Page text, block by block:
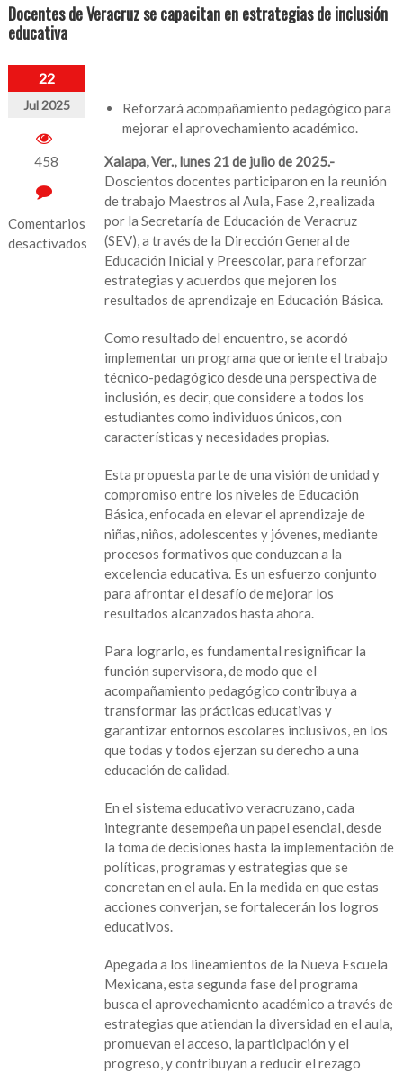
Docentes de Veracruz se capacitan en estrategias de inclusión
educativa
22
Jul 2025
458
Comentarios
desactivados
Reforzará acompañamiento pedagógico para
mejorar el aprovechamiento académico.
Xalapa, Ver., lunes 21 de julio de 2025.-
Doscientos docentes participaron en la reunión
de trabajo Maestros al Aula, Fase 2, realizada
por la Secretaría de Educación de Veracruz
(SEV), a través de la Dirección General de
Educación Inicial y Preescolar, para reforzar
estrategias y acuerdos que mejoren los
resultados de aprendizaje en Educación Básica.
Como resultado del encuentro, se acordó
implementar un programa que oriente el trabajo
técnico-pedagógico desde una perspectiva de
inclusión, es decir, que considere a todos los
estudiantes como individuos únicos, con
características y necesidades propias.
Esta propuesta parte de una visión de unidad y
compromiso entre los niveles de Educación
Básica, enfocada en elevar el aprendizaje de
niñas, niños, adolescentes y jóvenes, mediante
procesos formativos que conduzcan a la
excelencia educativa. Es un esfuerzo conjunto
para afrontar el desafío de mejorar los
resultados alcanzados hasta ahora.
Para lograrlo, es fundamental resignificar la
función supervisora, de modo que el
acompañamiento pedagógico contribuya a
transformar las prácticas educativas y
garantizar entornos escolares inclusivos, en los
que todas y todos ejerzan su derecho a una
educación de calidad.
En el sistema educativo veracruzano, cada
integrante desempeña un papel esencial, desde
la toma de decisiones hasta la implementación de
políticas, programas y estrategias que se
concretan en el aula. En la medida en que estas
acciones converjan, se fortalecerán los logros
educativos.
Apegada a los lineamientos de la Nueva Escuela
Mexicana, esta segunda fase del programa
busca el aprovechamiento académico a través de
estrategias que atiendan la diversidad en el aula,
promuevan el acceso, la participación y el
progreso, y contribuyan a reducir el rezago